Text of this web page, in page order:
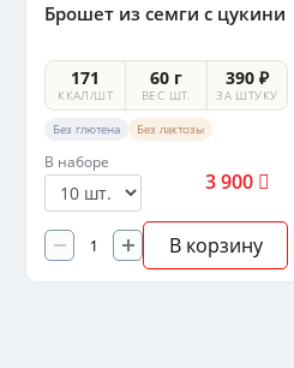
Брошет из семги с цукини
171
ККАЛ/ШТ
60 г
ВЕС ШТ.
390 ₽
ЗА ШТУКУ
Без глютена Без лактозы
В наборе
3 900
В корзину